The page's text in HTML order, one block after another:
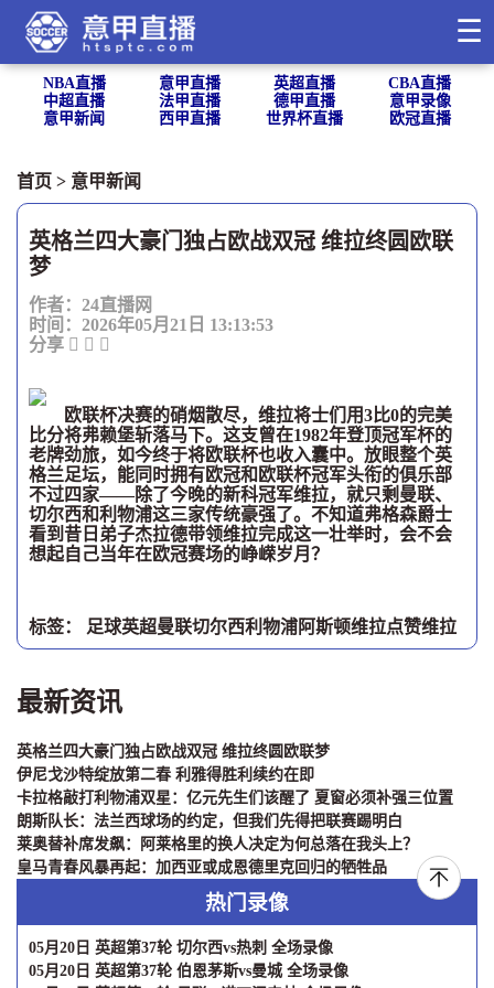
☰
NBA直播 意甲直播 英超直播
CBA直播
中超直播
法甲直播 德甲直播
意甲录像
意甲新闻
西甲直播 世界杯直播 欧冠直播
首页 > 意甲新闻
英格兰四大豪门独占欧战双冠 维拉终圆欧联
梦
作者：24直播网
时间：2026年05月21日 13:13:53
分享
欧联杯决赛的硝烟散尽，维拉将士们用3比0的完美
比分将弗赖堡斩落马下。这支曾在1982年登顶冠军杯的
老牌劲旅，如今终于将欧联杯也收入囊中。放眼整个英
格兰足坛，能同时拥有欧冠和欧联杯冠军头衔的俱乐部
不过四家——除了今晚的新科冠军维拉，就只剩曼联、
切尔西和利物浦这三家传统豪强了。不知道弗格森爵士
看到昔日弟子杰拉德带领维拉完成这一壮举时，会不会
想起自己当年在欧冠赛场的峥嵘岁月？
标签： 足球英超曼联切尔西利物浦阿斯顿维拉点赞维拉
最新资讯
英格兰四大豪门独占欧战双冠 维拉终圆欧联梦
伊尼戈沙特绽放第二春 利雅得胜利续约在即
卡拉格敲打利物浦双星：亿元先生们该醒了 夏窗必须补强三位置
朗斯队长：法兰西球场的约定，但我们先得把联赛踢明白
莱奥替补席发飙：阿莱格里的换人决定为何总落在我头上？
皇马青春风暴再起：加西亚或成恩德里克回归的牺牲品
热门录像
05月20日 英超第37轮 切尔西vs热刺 全场录像
05月20日 英超第37轮 伯恩茅斯vs曼城 全场录像